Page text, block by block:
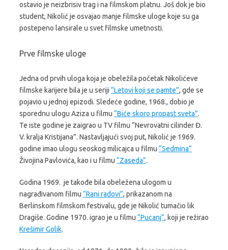
ostavio je neizbrisiv trag i na filmskom platnu. Još dok je bio
student, Nikolić je osvajao manje filmske uloge koje su ga
postepeno lansirale u svet filmske umetnosti.
Prve filmske uloge
Jedna od prvih uloga koja je obeležila početak Nikolićeve
filmske karijere bila je u seriji “Letovi koji se pamte”, gde se
pojavio u jednoj epizodi. Sledeće godine, 1968., dobio je
sporednu ulogu Aziza u filmu “Biće skoro propast sveta”.
Te iste godine je zaigrao u TV filmu “Nevrovatni cilinder Đ.
V. kralja Kristijana”. Nastavljajući svoj put, Nikolić je 1969.
godine imao ulogu seoskog milicajca u filmu “Sedmina”
Živojina Pavlovića, kao i u filmu “Zaseda”.
Godina 1969. je takođe bila obeležena ulogom u
nagrađivanom filmu “Rani radovi”, prikazanom na
Berlinskom filmskom festivalu, gde je Nikolić tumačio lik
Dragiše. Godine 1970. igrao je u filmu “Pucanj”, koji je režirao
Krešimir Golik.